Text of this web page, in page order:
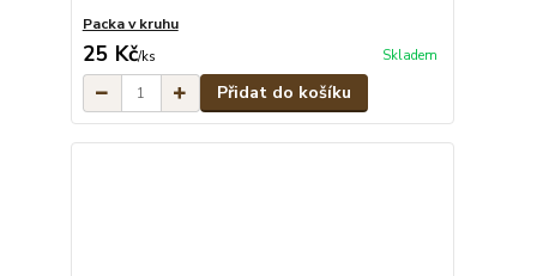
Packa v kruhu
25 Kč/ks Skladem
Přidat do košíku